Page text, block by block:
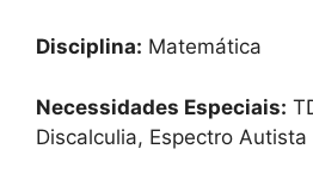
Disciplina: Matemática
Necessidades Especiais:
Discalculia, Espectro Autista